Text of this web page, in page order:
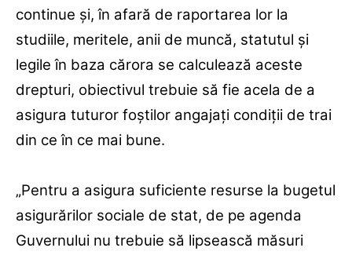
continue şi, în afară de raportarea lor la
studiile, meritele, anii de muncă, statutul şi
legile în baza cărora se calculează aceste
drepturi, obiectivul trebuie să fie acela de a
asigura tuturor foştilor angajaţi condiţii de trai
din ce în ce mai bune.
„Pentru a asigura suficiente resurse la bugetul
asigurărilor sociale de stat, de pe agenda
Guvernului nu trebuie să lipsească măsuri